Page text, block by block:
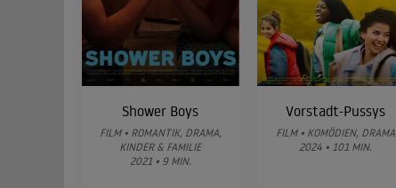
Shower Boys
FILM • ROMANTIK, DRAMA,
KINDER & FAMILIE
2021 • 9 MIN.
Vorstadt-Pussys
FILM • KOMÖDIEN, DRAMA
2024 • 101 MIN.